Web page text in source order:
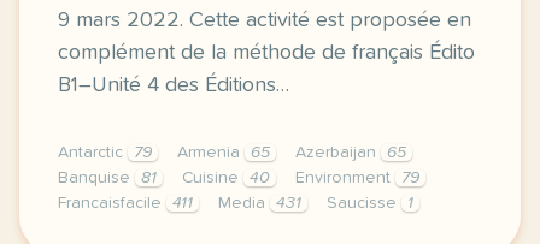
9 mars 2022. Cette activité est proposée en
complément de la méthode de français Édito
B1–Unité 4 des Éditions…
Antarctic 79 Armenia 65 Azerbaijan
65
Banquise
81 Cuisine 40 Environment
79
Francaisfacile
411 Media 431 Saucisse 1
exercice b1 dans la cuisine de pepe dofe a la